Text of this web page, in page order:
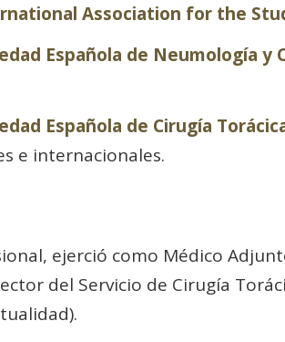
Association for the
Española de Neumología y
Española de Cirugía
e internacionales.
ejerció como Médico
del Servicio de Cirugía